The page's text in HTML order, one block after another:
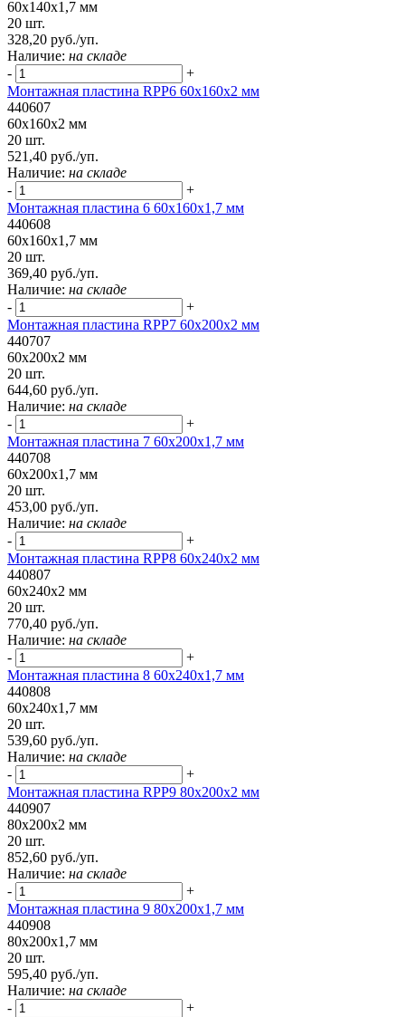
60x140x1,7 мм
20 шт.
328,20 руб./уп.
Наличие: на складе
-
+
Монтажная пластина RPP6 60x160x2 мм
440607
60x160x2 мм
20 шт.
521,40 руб./уп.
Наличие: на складе
-
+
Монтажная пластина 6 60x160x1,7 мм
440608
60x160x1,7 мм
20 шт.
369,40 руб./уп.
Наличие: на складе
-
+
Монтажная пластина RPP7 60x200x2 мм
440707
60x200x2 мм
20 шт.
644,60 руб./уп.
Наличие: на складе
-
+
Монтажная пластина 7 60x200x1,7 мм
440708
60x200x1,7 мм
20 шт.
453,00 руб./уп.
Наличие: на складе
-
+
Монтажная пластина RPP8 60x240x2 мм
440807
60x240x2 мм
20 шт.
770,40 руб./уп.
Наличие: на складе
-
+
Монтажная пластина 8 60x240x1,7 мм
440808
60x240x1,7 мм
20 шт.
539,60 руб./уп.
Наличие: на складе
-
+
Монтажная пластина RPP9 80x200x2 мм
440907
80x200x2 мм
20 шт.
852,60 руб./уп.
Наличие: на складе
-
+
Монтажная пластина 9 80x200x1,7 мм
440908
80x200x1,7 мм
20 шт.
595,40 руб./уп.
Наличие: на складе
-
+